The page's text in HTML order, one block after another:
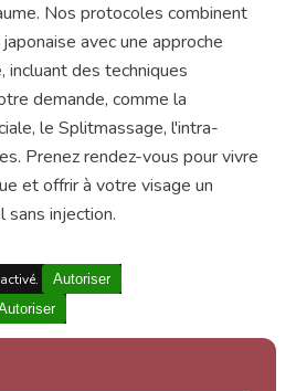
Nos protocoles combinent
avec une approche
des techniques
demande, comme la
le Splitmassage, l'intra-
Prenez rendez-vous pour vivre
et offrir à votre visage un
injection.
Autoriser